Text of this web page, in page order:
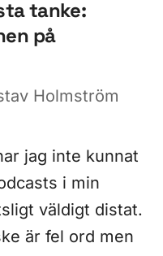
tanke:
på
Holmström
jag inte kunnat
i min
väldigt distat.
är fel ord men